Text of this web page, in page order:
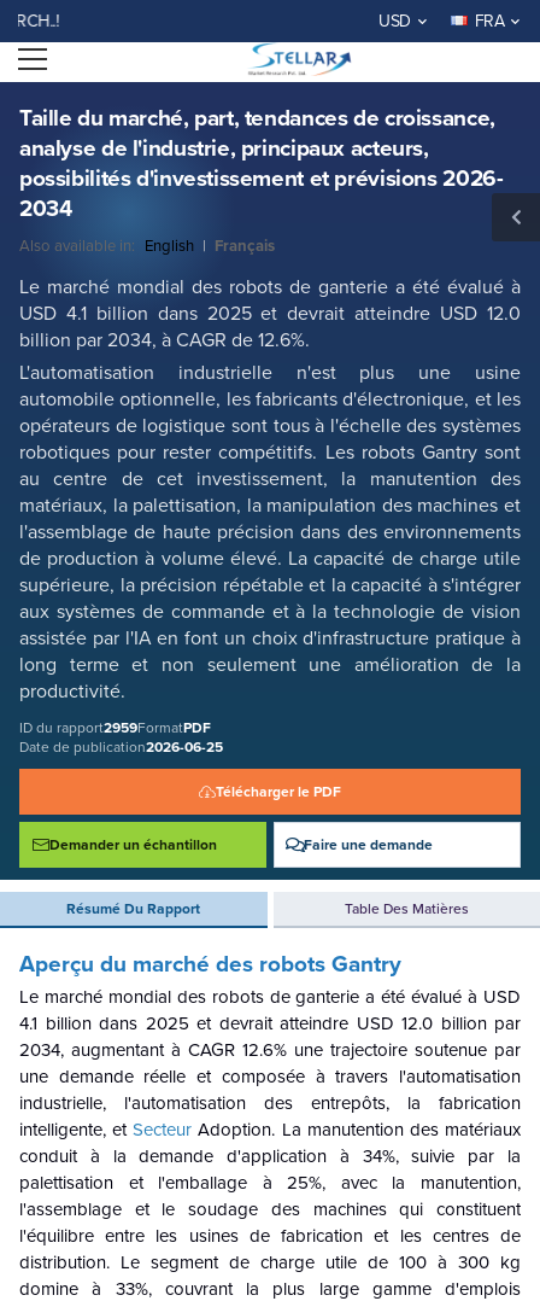
WELCOME TO STELLAR
USD FRA
Open menu
Taille du marché, part, tendances de croissance,
analyse de l'industrie, principaux acteurs,
possibilités d'investissement et prévisions 2026-
2034
Also available in: English | Français
Le marché mondial des robots de ganterie a été évalué à
USD 4.1 billion dans 2025 et devrait atteindre USD 12.0
billion par 2034, à CAGR de 12.6%.
L'automatisation industrielle n'est plus une usine
automobile optionnelle, les fabricants d'électronique, et les
opérateurs de logistique sont tous à l'échelle des systèmes
robotiques pour rester compétitifs. Les robots Gantry sont
au centre de cet investissement, la manutention des
matériaux, la palettisation, la manipulation des machines et
l'assemblage de haute précision dans des environnements
de production à volume élevé. La capacité de charge utile
supérieure, la précision répétable et la capacité à s'intégrer
aux systèmes de commande et à la technologie de vision
assistée par l'IA en font un choix d'infrastructure pratique à
long terme et non seulement une amélioration de la
productivité.
ID du rapport2959FormatPDF
Date de publication2026-06-25
Télécharger le PDF
Demander un échantillon Faire une demande
Résumé Du Rapport Table Des Matières
Taille du marché, part, tendances de croissance, analyse de l'industrie,
principaux acteurs, possibilités d'investissement et prévisions 2026-
2034
ID du rapport: SMR_2959
DEMANDER UN ÉCHANTILLON GRATUIT ACHETER MAINTENANT
Aperçu du marché des robots Gantry
Le marché mondial des robots de ganterie a été évalué à USD
4.1 billion dans 2025 et devrait atteindre USD 12.0 billion par
2034, augmentant à CAGR 12.6% une trajectoire soutenue par
une demande réelle et composée à travers l'automatisation
industrielle, l'automatisation des entrepôts, la fabrication
intelligente, etSecteur Adoption. La manutention des matériaux
conduit à la demande d'application à 34%, suivie par la
palettisation et l'emballage à 25%, avec la manutention,
l'assemblage et le soudage des machines qui constituent
l'équilibre entre les usines de fabrication et les centres de
distribution. Le segment de charge utile de 100 à 300 kg
domine à 33%, couvrant la plus large gamme d'emplois